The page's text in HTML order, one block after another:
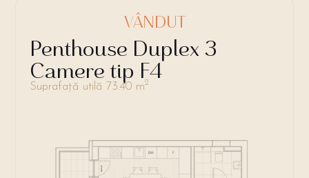
Penthouse Duplex 3
Camere tip F4
Suprafață utilă 73.40 m2
VÂNDUT